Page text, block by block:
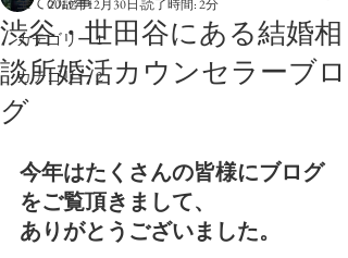
カテゴリー 1
カテゴリー 2
渋谷・世田谷にある結婚相
談所婚活カウンセラーブロ
グ
2019年12月30日 読了時間: 2分
今年はたくさんの皆様にブログ
をご覧頂きまして、
ありがとうございました。